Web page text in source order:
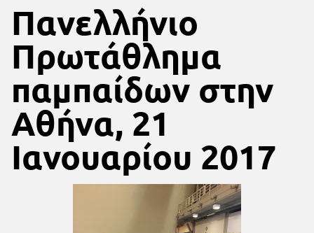
Πανελλήνιο
Πρωτάθλημα
παμπαίδων στην
Αθήνα, 21
Ιανουαρίου 2017